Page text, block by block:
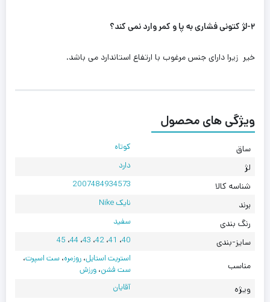
۲-لژ کتونی فشاری به پا و کمر وارد نمی کند؟
خیر زیرا دارای جنس مرغوب با ارتفاع استاندارد می باشد‌.
ویژگی های محصول
ساق کوتاه
لژ دارد
شناسه کالا 2007484934573
برند نایک Nike
رنگ بندی سفید
سایز-بندی 40، 41،42، 43،44، 45
مناسب
استریت استایل،روزمره،ست اسپرت،
ست فشن،ورزش
ویژه آقایان